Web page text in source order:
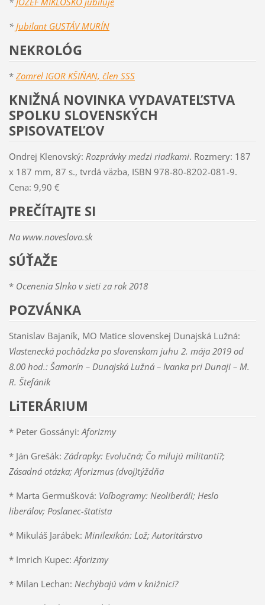
*Jubilant GUSTÁV MURÍN
NEKROLÓG
* Zomrel IGOR KŠIŇAN, člen SSS
KNIŽNÁ NOVINKA VYDAVATEĽSTVA
SPOLKU SLOVENSKÝCH
SPISOVATEĽOV
Ondrej Klenovský: Rozprávky medzi riadkami. Rozmery: 187
x 187 mm, 87 s., tvrdá väzba, ISBN 978-80-8202-081-9.
Cena: 9,90 €
PREČÍTAJTE SI
Na www.noveslovo.sk
SÚŤAŽE
* Ocenenia Slnko v sieti za rok 2018
POZVÁNKA
Stanislav Bajaník, MO Matice slovenskej Dunajská Lužná:
Vlastenecká pochôdzka po slovenskom juhu 2. mája 2019 od
8.00 hod.: Šamorín – Dunajská Lužná – Ivanka pri Dunaji – M.
R. Štefánik
LiTERÁRIUM
* Peter Gossányi: Aforizmy
* Ján Grešák: Zádrapky: Evolučná; Čo milujú militanti?;
Zásadná otázka; Aforizmus (dvoj)týždňa
* Marta Germušková: Voľbogramy: Neoliberáli; Heslo
liberálov; Poslanec-štatista
* Mikuláš Jarábek: Minilexikón: Lož; Autoritárstvo
* Imrich Kupec:Aforizmy
* Milan Lechan: Nechýbajú vám v knižnici?